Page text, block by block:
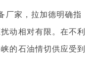
厂家，拉加德明确指
动相对有限。在不利
的石油情切供应受到